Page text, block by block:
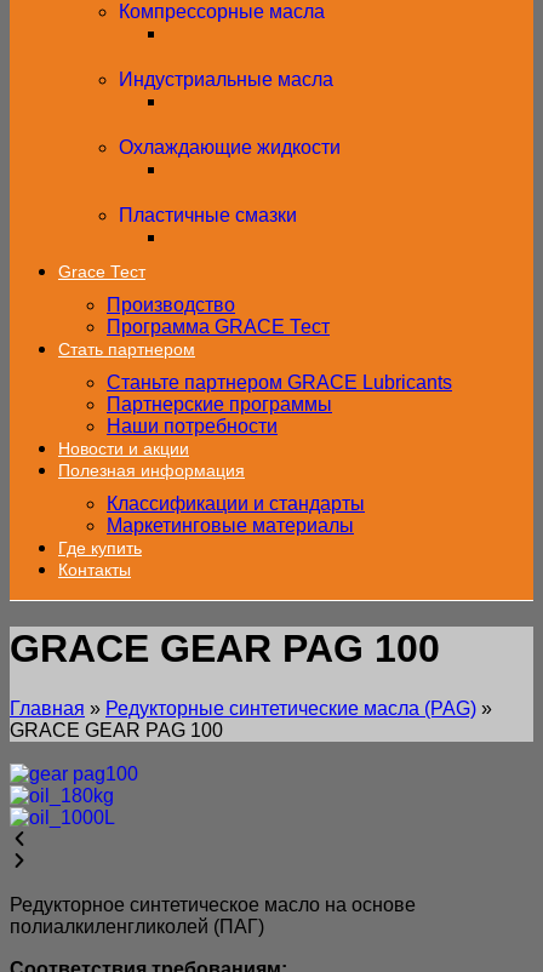
Компрессорные масла
Индустриальные масла
Охлаждающие жидкости
Пластичные смазки
Grace Тест
Производство
Программа GRACE Тест
Стать партнером
Станьте партнером GRACE Lubricants
Партнерские программы
Наши потребности
Новости и акции
Полезная информация
Классификации и стандарты
Маркетинговые материалы
Где купить
Контакты
GRACE GEAR PAG 100
Главная » Редукторные синтетические масла (PAG) »
GRACE GEAR PAG 100
Редукторное синтетическое масло на основе
полиалкиленгликолей (ПАГ)